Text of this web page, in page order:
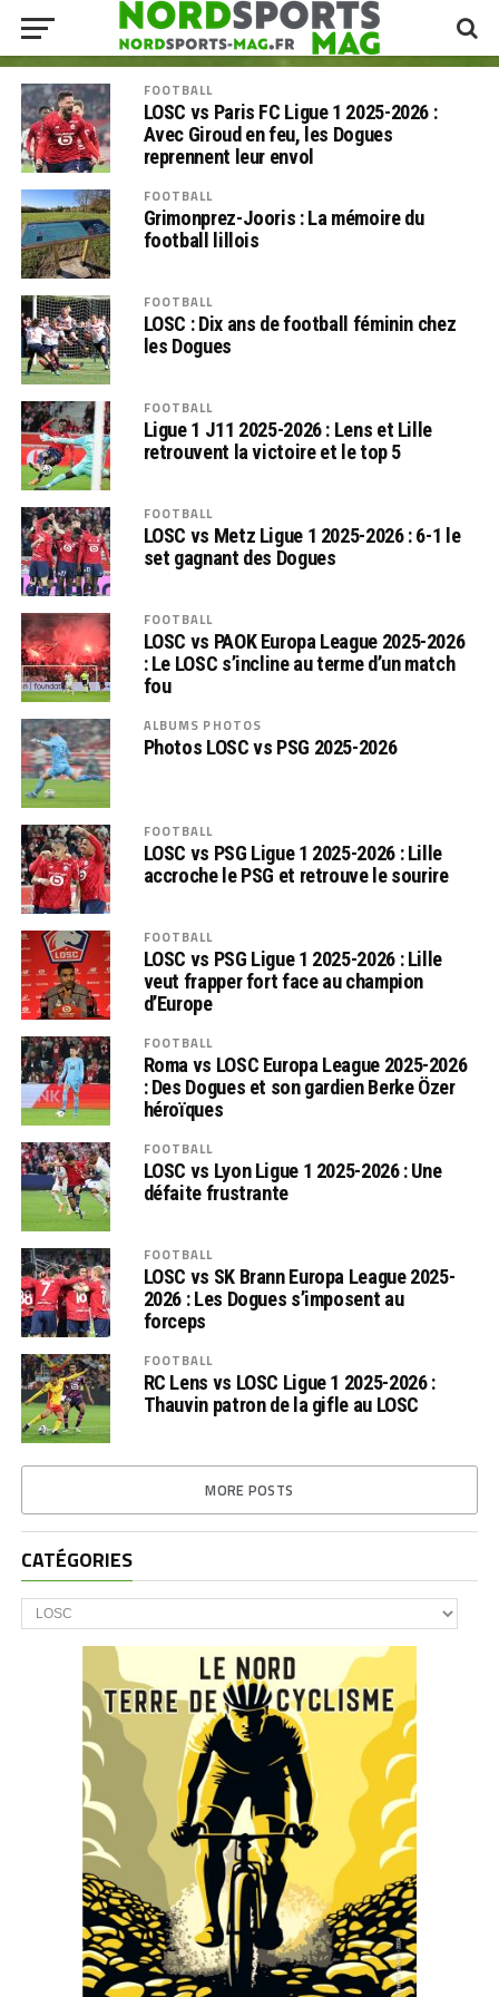
FOOTBALL
LOSC vs Paris FC Ligue 1 2025-2026 :
Avec Giroud en feu, les Dogues
reprennent leur envol
FOOTBALL
Grimonprez-Jooris : La mémoire du
football lillois
FOOTBALL
LOSC : Dix ans de football féminin chez
les Dogues
FOOTBALL
Ligue 1 J11 2025-2026 : Lens et Lille
retrouvent la victoire et le top 5
FOOTBALL
LOSC vs Metz Ligue 1 2025-2026 : 6-1 le
set gagnant des Dogues
FOOTBALL
LOSC vs PAOK Europa League 2025-2026
: Le LOSC s’incline au terme d’un match
fou
ALBUMS PHOTOS
Photos LOSC vs PSG 2025-2026
FOOTBALL
LOSC vs PSG Ligue 1 2025-2026 : Lille
accroche le PSG et retrouve le sourire
FOOTBALL
LOSC vs PSG Ligue 1 2025-2026 : Lille
veut frapper fort face au champion
d’Europe
FOOTBALL
Roma vs LOSC Europa League 2025-2026
: Des Dogues et son gardien Berke Özer
héroïques
FOOTBALL
LOSC vs Lyon Ligue 1 2025-2026 : Une
défaite frustrante
FOOTBALL
LOSC vs SK Brann Europa League 2025-
2026 : Les Dogues s’imposent au
forceps
FOOTBALL
RC Lens vs LOSC Ligue 1 2025-2026 :
Thauvin patron de la gifle au LOSC
MORE POSTS
CATÉGORIES
CATÉGORIES